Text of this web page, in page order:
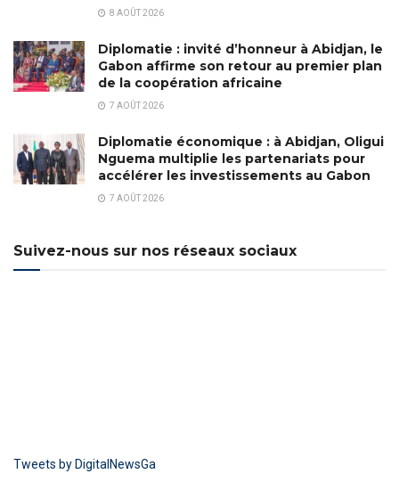
8 AOÛT 2026
Diplomatie : invité d’honneur à Abidjan, le
Gabon affirme son retour au premier plan
de la coopération africaine
7 AOÛT 2026
Diplomatie économique : à Abidjan, Oligui
Nguema multiplie les partenariats pour
accélérer les investissements au Gabon
7 AOÛT 2026
Suivez-nous sur nos réseaux sociaux
Tweets by DigitalNewsGa